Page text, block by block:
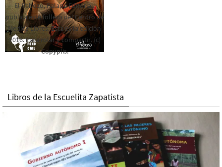
El Rebozo, Palapa Editorial,
publica este folleto del Centro de
Medios Libres. Esta es la edición
2016. Para rolar y compartir. (c)
Copyplis.
Libros de la Escuelita Zapatista